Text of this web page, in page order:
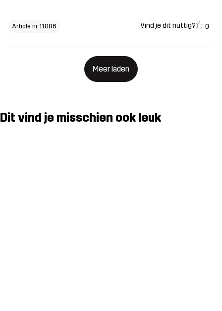
Article nr 11086 Vind je dit nuttig? 0
Meer laden
Dit vind je misschien ook leuk